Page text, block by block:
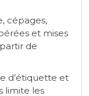
cépages,
et mises
de
d’étiquette et
limite les